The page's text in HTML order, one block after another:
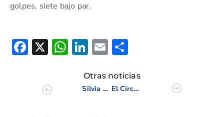
golpes, siete bajo par.
Facebook
X WhatsApp
LinkedIn
Email
Otras noticias
Silvia Bañón, a por la victoria en el Grand Prix de Landes. Es segunda a solo dos golpes de la cabeza
El Circuito de Golf Adaptado celebra su penúltima prueba en el CC Mediterráneo